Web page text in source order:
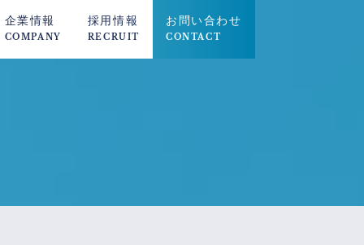
企業情報
COMPANY
採用情報
RECRUIT
お問い合わせ
CONTACT